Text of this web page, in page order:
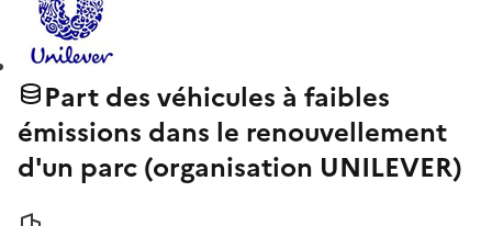
Part des véhicules à faibles
émissions dans le renouvellement
d'un parc (organisation UNILEVER)